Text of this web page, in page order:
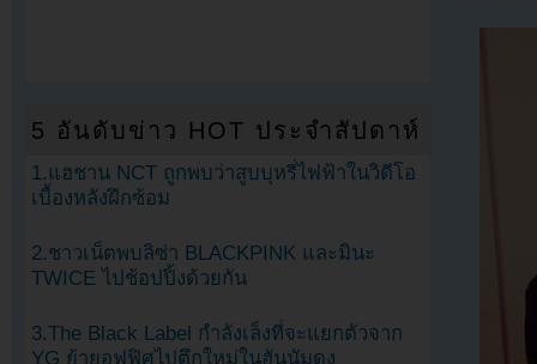
5 อันดับข่าว HOT ประจำสัปดาห์
1.แฮชาน NCT ถูกพบว่าสูบบุหรี่ไฟฟ้าในวิดีโอ
เบื้องหลังฝึกซ้อม
2.ชาวเน็ตพบลิซ่า BLACKPINK และมินะ
TWICE ไปช้อปปิ้งด้วยกัน
3.The Black Label กำลังเล็งที่จะแยกตัวจาก
YG ย้ายอฟฟิศไปตึกใหม่ในฮันนัมดง